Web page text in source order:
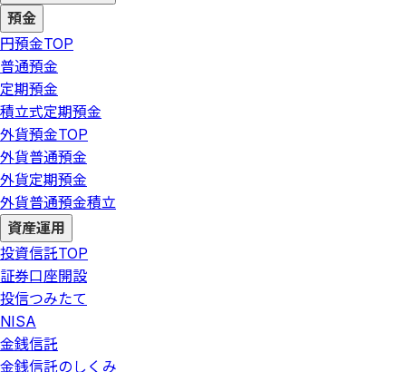
預金
円預金TOP
普通預金
定期預金
積立式定期預金
外貨預金TOP
外貨普通預金
外貨定期預金
外貨普通預金積立
資産運用
投資信託TOP
証券口座開設
投信つみたて
NISA
金銭信託
金銭信託のしくみ